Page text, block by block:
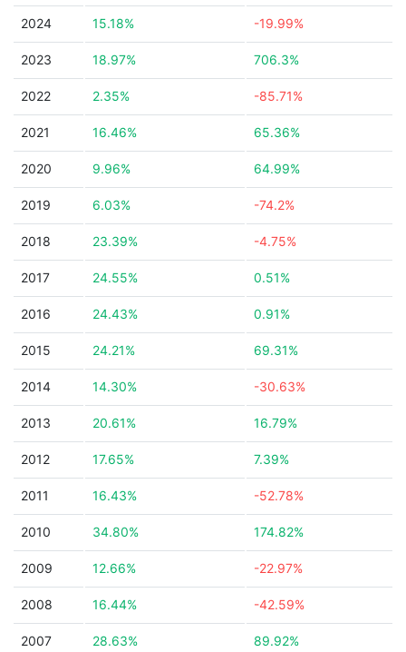
2024 15.18% -19.99%
2023 18.97% 706.3%
2022 2.35% -85.71%
2021 16.46% 65.36%
2020 9.96% 64.99%
2019 6.03% -74.2%
2018 23.39% -4.75%
2017 24.55% 0.51%
2016 24.43% 0.91%
2015 24.21% 69.31%
2014 14.30% -30.63%
2013 20.61% 16.79%
2012 17.65% 7.39%
2011 16.43% -52.78%
2010 34.80% 174.82%
2009 12.66% -22.97%
2008 16.44% -42.59%
2007 28.63% 89.92%